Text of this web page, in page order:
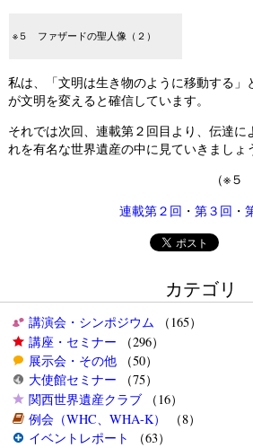
※５ ファザードの聖人像（２）
私は、「文明は生き物のように移動する」
が文明を変えると確信しています。
それでは次回、連載第２回目より、伝達に
れを有名な世界遺産の中に見ていきましょ
（※
連載第２回 ・ 第３回 ・
カテゴリ
講演会・シンポジウム （165）
講座・セミナー （296）
展示会・その他（50）
大使館セミナー （75）
関西世界遺産クラブ（16）
例会（WHC、WHA-K）
（8）
イベントレポート
（63）